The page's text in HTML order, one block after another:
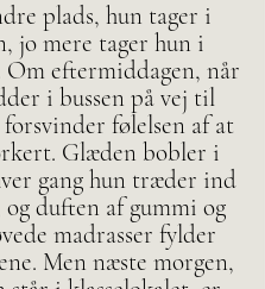
plads, hun tager i
jo mere tager hun i
Om eftermiddagen, når
i bussen på vej til
følelsen af at
Glæden bobler i
gang hun træder ind
og duften af gummi og
madrasser fylder
Men næste morgen,